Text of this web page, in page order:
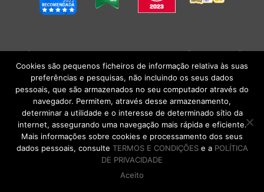
POLÍTICA DE PRIVACIDADE|TERMOS E CONDIÇÕESlCONDIÇÕES
GERAIS DE VENDA| Alberto Oculista, SA 2026. Todos os direitos reservados.
DE VOLTA AO TOPO
Cookies são pequenos ficheiros de informação relativa às suas
preferências e pesquisas, não incluindo os seus dados
pessoais, que são armazenados no seu computador através do
navegador. Permitem, através desse armazenamento,
determinar a utilidade e o interesse de determinado sítio da
internet, assegurando uma navegação mais rápida e eficiente.
Mais informações sobre cookies e processamento dos seus
dados pessoais, consulte TERMOS E CONDIÇÕESe a POLÍTICA
DE PRIVACIDADE
Aceito